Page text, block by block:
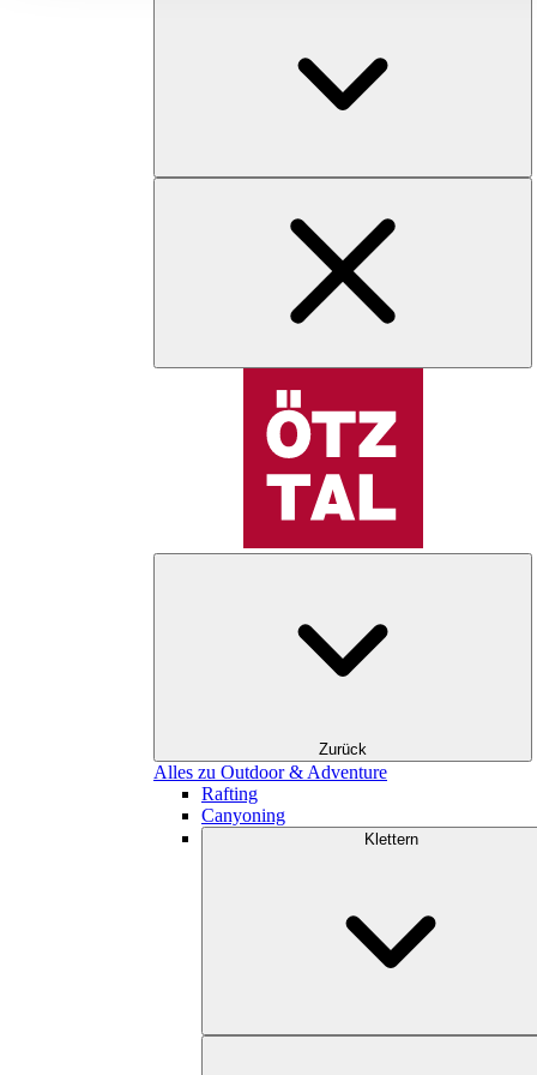
Zurück
Alles zu Outdoor & Adventure
Rafting
Canyoning
Klettern